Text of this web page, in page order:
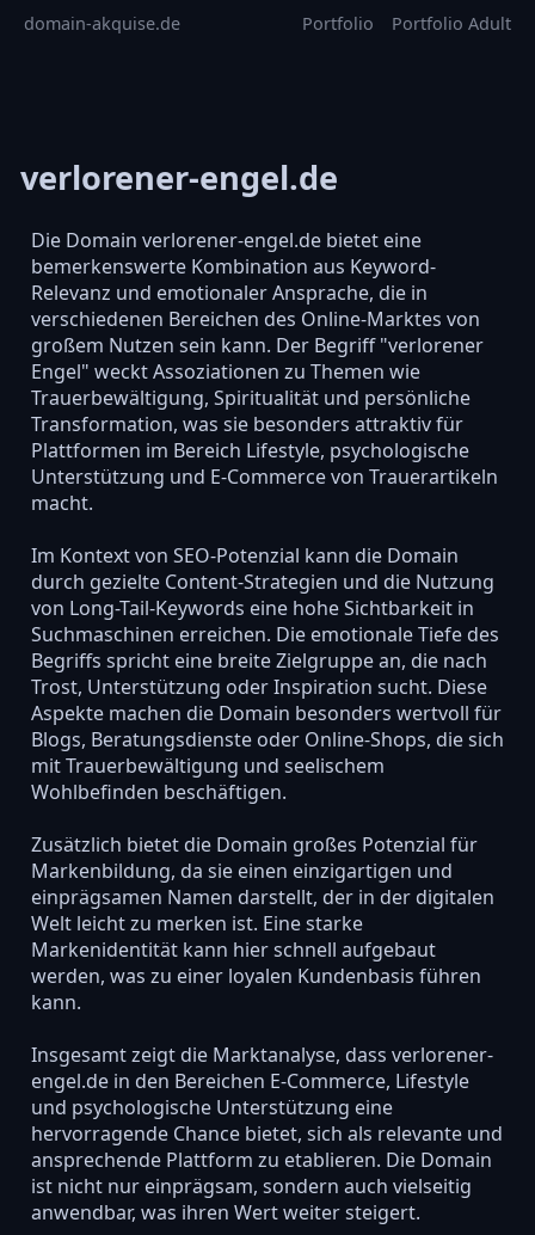
domain-akquise.de Portfolio Portfolio Adult
verlorener-engel.de
Die Domain verlorener-engel.de bietet eine
bemerkenswerte Kombination aus Keyword-
Relevanz und emotionaler Ansprache, die in
verschiedenen Bereichen des Online-Marktes von
großem Nutzen sein kann. Der Begriff "verlorener
Engel" weckt Assoziationen zu Themen wie
Trauerbewältigung, Spiritualität und persönliche
Transformation, was sie besonders attraktiv für
Plattformen im Bereich Lifestyle, psychologische
Unterstützung und E-Commerce von Trauerartikeln
macht.
Im Kontext von SEO-Potenzial kann die Domain
durch gezielte Content-Strategien und die Nutzung
von Long-Tail-Keywords eine hohe Sichtbarkeit in
Suchmaschinen erreichen. Die emotionale Tiefe des
Begriffs spricht eine breite Zielgruppe an, die nach
Trost, Unterstützung oder Inspiration sucht. Diese
Aspekte machen die Domain besonders wertvoll für
Blogs, Beratungsdienste oder Online-Shops, die sich
mit Trauerbewältigung und seelischem
Wohlbefinden beschäftigen.
Zusätzlich bietet die Domain großes Potenzial für
Markenbildung, da sie einen einzigartigen und
einprägsamen Namen darstellt, der in der digitalen
Welt leicht zu merken ist. Eine starke
Markenidentität kann hier schnell aufgebaut
werden, was zu einer loyalen Kundenbasis führen
kann.
Insgesamt zeigt die Marktanalyse, dass verlorener-
engel.de in den Bereichen E-Commerce, Lifestyle
und psychologische Unterstützung eine
hervorragende Chance bietet, sich als relevante und
ansprechende Plattform zu etablieren. Die Domain
ist nicht nur einprägsam, sondern auch vielseitig
anwendbar, was ihren Wert weiter steigert.